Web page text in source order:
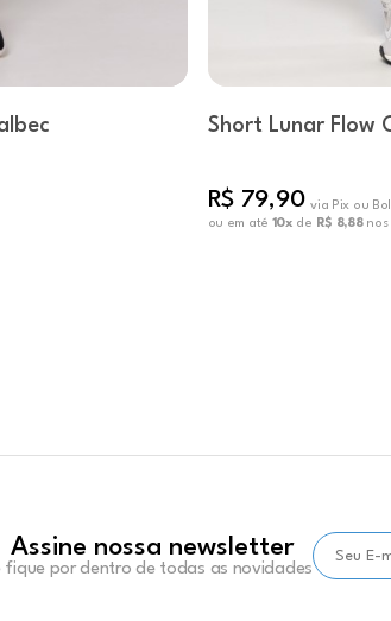
Short Lunar Flow
R$ 79,90 via Pix ou
ou em até 10x de R$ 8,88nos
Assine nossa newsletter
fique por dentro de todas as novidades